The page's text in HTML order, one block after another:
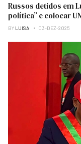
Russos detidos em
política” e colocar
BY LUISA 03-DEZ-2025